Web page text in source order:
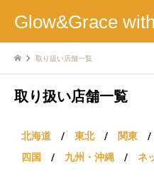
Glow&Grace
取り扱い店舗一覧
取り扱い店舗一覧
北海道 / 東北/ 関東
四国
/ 九州・沖縄 / ネ